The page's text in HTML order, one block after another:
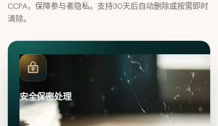
CCPA，保障参与者隐私。支持30天后自动删除或按需即时
清除。
安全保密处理